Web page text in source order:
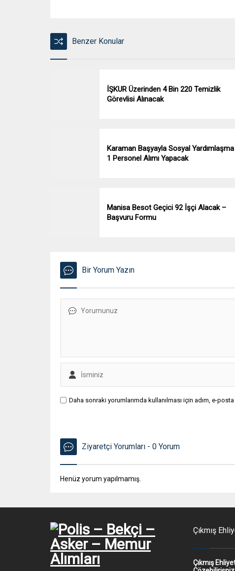
Benzer Konular
İŞKUR Üzerinden 4 Bin 220 Temizlik
Görevlisi Alınacak
Karaman Başyayla Sosyal Yardımlaşma
1 Personel Alımı Yapacak
Manisa Besot Geçici 92 İşçi Alacak –
Başvuru Formu
Bir Yorum Yazın
Daha sonraki yorumlarımda kullanılması için adım, e-
Ziyaretçi Yorumları - 0 Yorum
Henüz yorum yapılmamış.
Çıkmış
Çıkmış